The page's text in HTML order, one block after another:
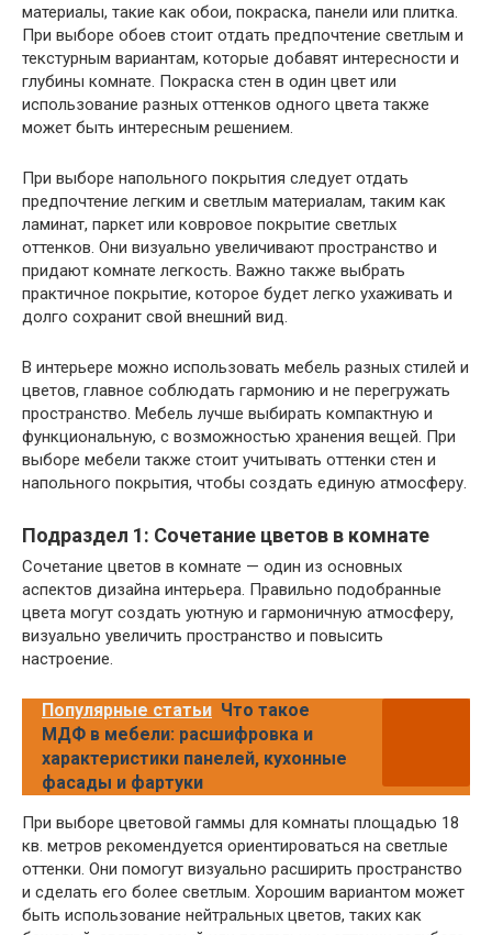
материалы, такие как обои, покраска, панели или плитка.
При выборе обоев стоит отдать предпочтение светлым и
текстурным вариантам, которые добавят интересности и
глубины комнате. Покраска стен в один цвет или
использование разных оттенков одного цвета также
может быть интересным решением.
При выборе напольного покрытия следует отдать
предпочтение легким и светлым материалам, таким как
ламинат, паркет или ковровое покрытие светлых
оттенков. Они визуально увеличивают пространство и
придают комнате легкость. Важно также выбрать
практичное покрытие, которое будет легко ухаживать и
долго сохранит свой внешний вид.
В интерьере можно использовать мебель разных стилей и
цветов, главное соблюдать гармонию и не перегружать
пространство. Мебель лучше выбирать компактную и
функциональную, с возможностью хранения вещей. При
выборе мебели также стоит учитывать оттенки стен и
напольного покрытия, чтобы создать единую атмосферу.
Подраздел 1: Сочетание цветов в комнате
Сочетание цветов в комнате — один из основных
аспектов дизайна интерьера. Правильно подобранные
цвета могут создать уютную и гармоничную атмосферу,
визуально увеличить пространство и повысить
настроение.
Популярные статьи Что такое
МДФ в мебели: расшифровка и
характеристики панелей, кухонные
фасады и фартуки
При выборе цветовой гаммы для комнаты площадью 18
кв. метров рекомендуется ориентироваться на светлые
оттенки. Они помогут визуально расширить пространство
и сделать его более светлым. Хорошим вариантом может
быть использование нейтральных цветов, таких как